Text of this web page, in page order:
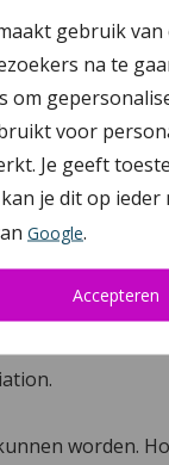
gebruik
na te
om
voor
Je geeft
je dit op
Google.
Accepteren
thuis. Dat
waar jullie
geregeld te
weten jullie
Want het
Bijvoorbeeld
afspraken er
worden.